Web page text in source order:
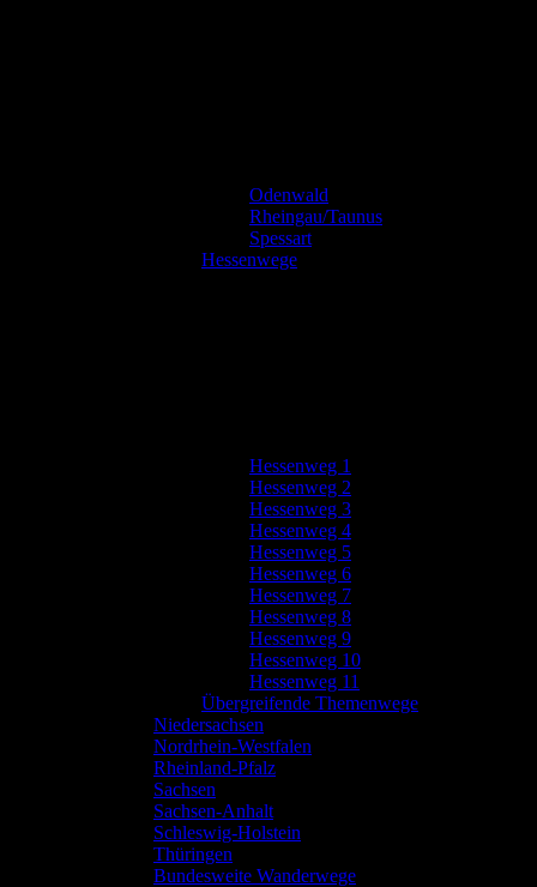
Odenwald
Rheingau/Taunus
Spessart
Hessenwege
Hessenweg 1
Hessenweg 2
Hessenweg 3
Hessenweg 4
Hessenweg 5
Hessenweg 6
Hessenweg 7
Hessenweg 8
Hessenweg 9
Hessenweg 10
Hessenweg 11
Übergreifende Themenwege
Niedersachsen
Nordrhein-Westfalen
Rheinland-Pfalz
Sachsen
Sachsen-Anhalt
Schleswig-Holstein
Thüringen
Bundesweite Wanderwege